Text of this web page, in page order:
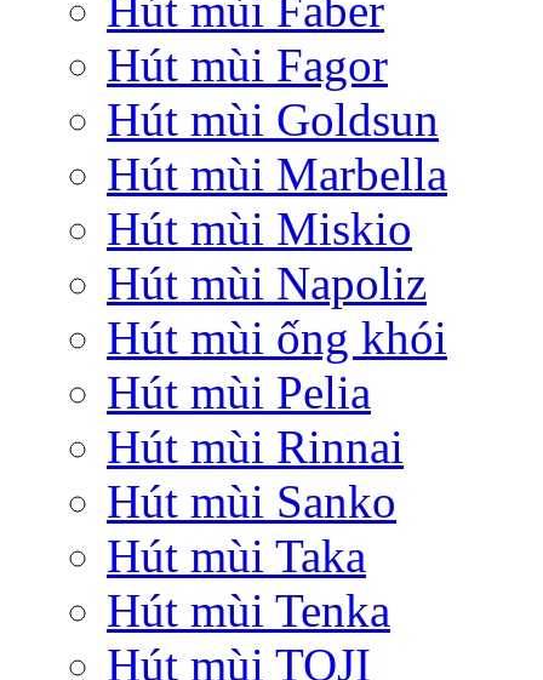
Hút mùi Fagor
Hút mùi Goldsun
Hút mùi Marbella
Hút mùi Miskio
Hút mùi Napoliz
Hút mùi ống khói
Hút mùi Pelia
Hút mùi Rinnai
Hút mùi Sanko
Hút mùi Taka
Hút mùi Tenka
Hút mùi TOJI